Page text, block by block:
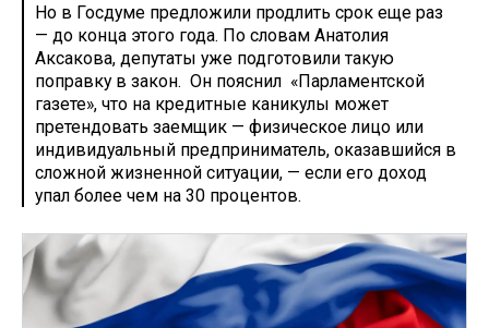
Но в Госдуме предложили продлить срок еще раз
— до конца этого года. По словам Анатолия
Аксакова, депутаты уже подготовили такую
поправку в закон. Он пояснил «Парламентской
газете», что на кредитные каникулы может
претендовать заемщик — физическое лицо или
индивидуальный предприниматель, оказавшийся в
сложной жизненной ситуации, — если его доход
упал более чем на 30 процентов.